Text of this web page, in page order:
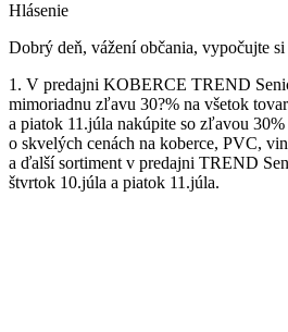
Hlásenie
Dobrý deň, vážení občania, vypočujte si
1. V predajni KOBERCE TREND
mimoriadnu zľavu 30?% na všetok
a piatok 11.júla nakúpite so zľavou 30%
o skvelých cenách na koberce, PVC,
a ďalší sortiment v predajni TREND
štvrtok 10.júla a piatok 11.júla.